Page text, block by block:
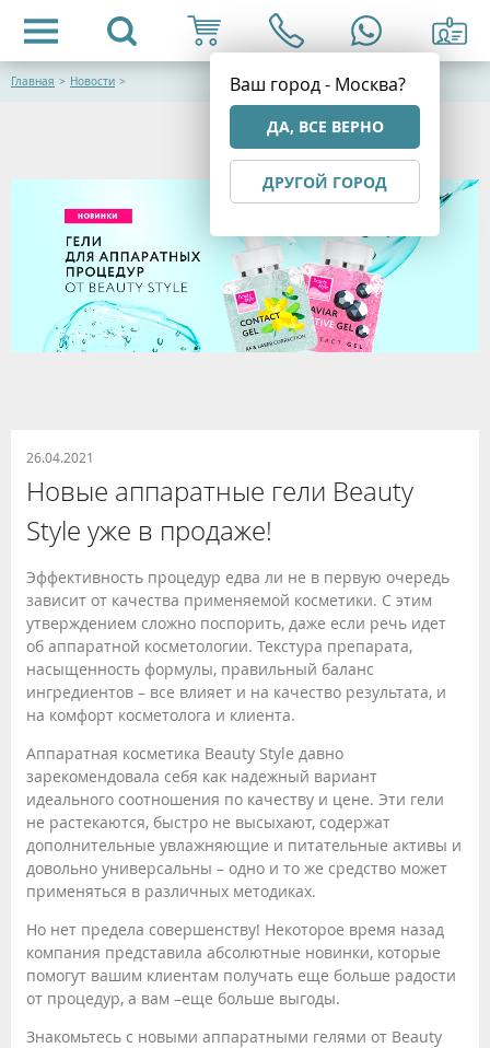
Ваш город - Москва?
ДА, ВСЕ ВЕРНО
ДРУГОЙ ГОРОД
Главная > Новости >
26.04.2021
Новые аппаратные гели Beauty
Style уже в продаже!
Эффективность процедур едва ли не в первую очередь
зависит от качества применяемой косметики. С этим
утверждением сложно поспорить, даже если речь идет
об аппаратной косметологии. Текстура препарата,
насыщенность формулы, правильный баланс
ингредиентов – все влияет и на качество результата, и
на комфорт косметолога и клиента.
Аппаратная косметика Beauty Style давно
зарекомендовала себя как надежный вариант
идеального соотношения по качеству и цене. Эти гели
не растекаются, быстро не высыхают, содержат
дополнительные увлажняющие и питательные активы и
довольно универсальны – одно и то же средство может
применяться в различных методиках.
Но нет предела совершенству! Некоторое время назад
компания представила абсолютные новинки, которые
помогут вашим клиентам получать еще больше радости
от процедур, а вам –еще больше выгоды.
Знакомьтесь с новыми аппаратными гелями от Beauty